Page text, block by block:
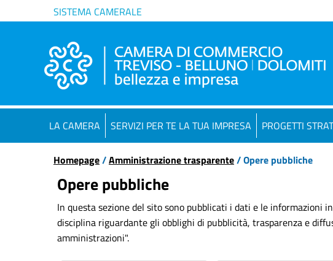
SISTEMA CAMERALE
LA CAMERA SERVIZI PER TE LA TUA IMPRESA PROGETTI
Homepage/Amministrazione trasparente/ Opere pubbliche
Opere pubbliche
In questa sezione del sito sono pubblicati i dati e le informazioni
disciplina riguardante gli obblighi di pubblicità, trasparenza e
amministrazioni".